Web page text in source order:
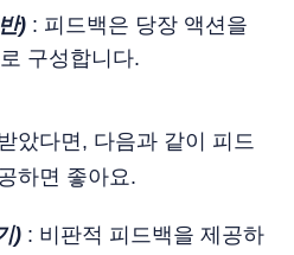
): 피드백은 당장 액션을
구성합니다.
았다면, 다음과 같이 피드
하면 좋아요.
): 비판적 피드백을 제공하